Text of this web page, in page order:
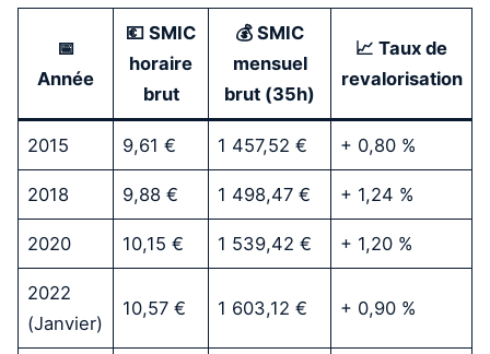
📅
Année
💶 SMIC
horaire
brut
💰 SMIC
mensuel
brut (35h)
📈 Taux de
revalorisation
2015 9,61 € 1 457,52 € + 0,80 %
2018 9,88 € 1 498,47 € + 1,24 %
2020 10,15 € 1 539,42 € + 1,20 %
2022
(Janvier)
10,57 € 1 603,12 € + 0,90 %